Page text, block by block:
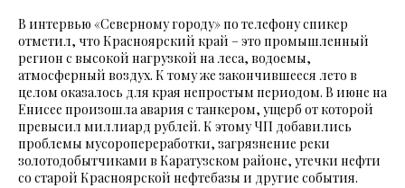
В интервью «Северному городу» по телефону спикер
отметил, что Красноярский край – это промышленный
регион с высокой нагрузкой на леса, водоемы,
атмосферный воздух. К тому же закончившееся лето в
целом оказалось для края непростым периодом. В июне на
Енисее произошла авария с танкером, ущерб от которой
превысил миллиард рублей. К этому ЧП добавились
проблемы мусоропереработки, загрязнение реки
золотодобытчиками в Каратузском районе, утечки нефти
со старой Красноярской нефтебазы и другие события.